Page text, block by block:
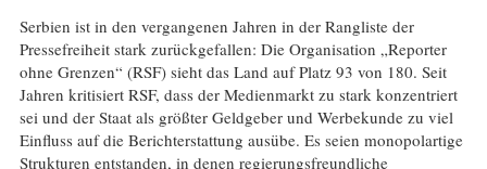
Serbien ist in den vergangenen Jahren in der Rangliste der
Pressefreiheit stark zurückgefallen: Die Organisation „Reporter
ohne Grenzen“ (RSF) sieht das Land auf Platz 93 von 180. Seit
Jahren kritisiert RSF, dass der Medienmarkt zu stark konzentriert
sei und der Staat als größter Geldgeber und Werbekunde zu viel
Einfluss auf die Berichterstattung ausübe. Es seien monopolartige
Strukturen entstanden, in denen regierungsfreundliche